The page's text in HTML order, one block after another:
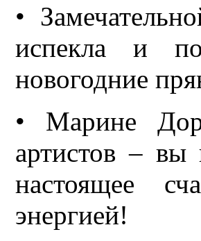
•
испекла и
новогодние
• Марине
артистов – вы
настоящее
энергией!